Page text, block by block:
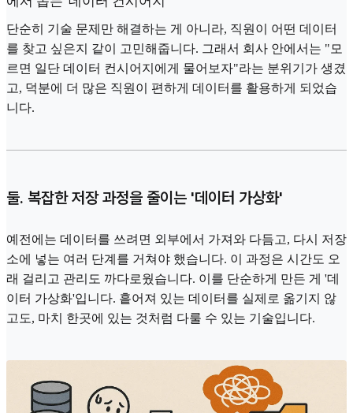
단순히 기술 문제만 해결하는 게 아니라, 직원이 어떤 데이터
를 찾고 싶은지 같이 고민해줍니다. 그래서 회사 안에서는 "모
르면 일단 데이터 컨시어지에게 물어보자"라는 분위기가 생겼
고, 덕분에 더 많은 직원이 편하게 데이터를 활용하게 되었습
니다.
둘. 복잡한 저장 과정을 줄이는 '데이터 가상화'
예전에는 데이터를 쓰려면 외부에서 가져와 다듬고, 다시 저장
소에 넣는 여러 단계를 거쳐야 했습니다. 이 과정은 시간도 오
래 걸리고 관리도 까다로웠습니다. 이를 단순하게 만든 게 '데
이터 가상화'입니다. 흩어져 있는 데이터를 실제로 옮기지 않
고도, 마치 한곳에 있는 것처럼 다룰 수 있는 기술입니다.